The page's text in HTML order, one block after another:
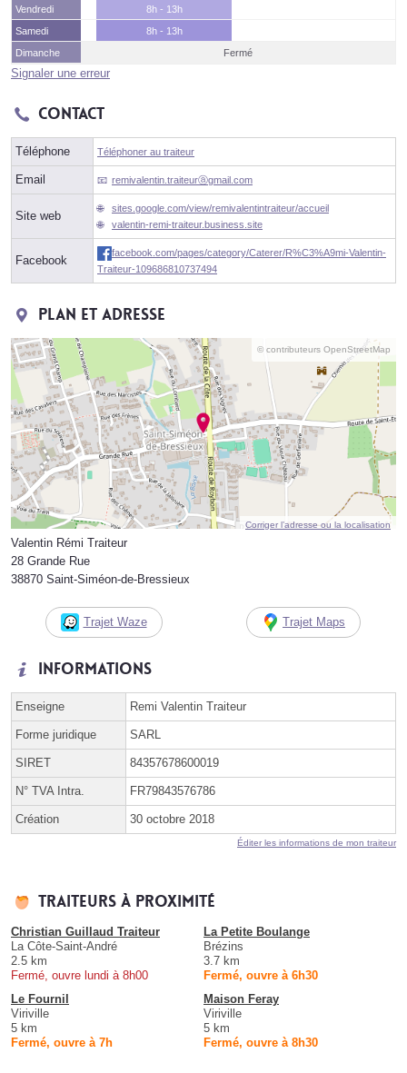
Vendredi
8h - 13h
Samedi
8h - 13h
Dimanche
Fermé
Signaler une erreur
Contact
Téléphone Téléphoner au traiteur
Email remivalentin.traiteurⓐgmail.com
Site web
sites.google.com/view/remivalentintraiteur/accueil
valentin-remi-traiteur.business.site
Facebook
facebook.com/pages/category/Caterer/R%C3%A9mi-Valentin-
Traiteur-109686810737494
Plan et adresse
© contributeurs OpenStreetMap
Corriger l’adresse ou la localisation
Valentin Rémi Traiteur
28 Grande Rue
38870 Saint-Siméon-de-Bressieux
Trajet Waze Trajet Maps
Informations
Enseigne Remi Valentin Traiteur
Forme juridique SARL
SIRET 84357678600019
N° TVA Intra. FR79843576786
Création 30 octobre 2018
Éditer les informations de mon traiteur
Traiteurs à proximité
Christian Guillaud Traiteur
La Côte-Saint-André
2.5 km
Fermé, ouvre lundi à 8h00
La Petite Boulange
Brézins
3.7 km
Fermé, ouvre à 6h30
Le Fournil
Viriville
5 km
Fermé, ouvre à 7h
Maison Feray
Viriville
5 km
Fermé, ouvre à 8h30